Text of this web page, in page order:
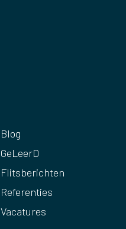
Blog
GeLeerD
Flitsberichten
Referenties
Vacatures